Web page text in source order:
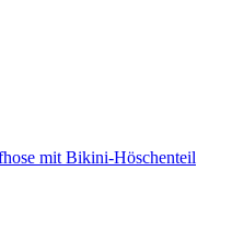
mit Bikini-Höschenteil